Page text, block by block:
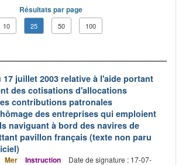
Résultats par page
10 25 50 100
juillet 2003 relative à l'aide portant
des cotisations d'allocations
contributions patronales
des entreprises qui emploient
naviguant à bord des navires de
pavillon français (texte non paru
Mer Instruction
Date de signature : 17-07-